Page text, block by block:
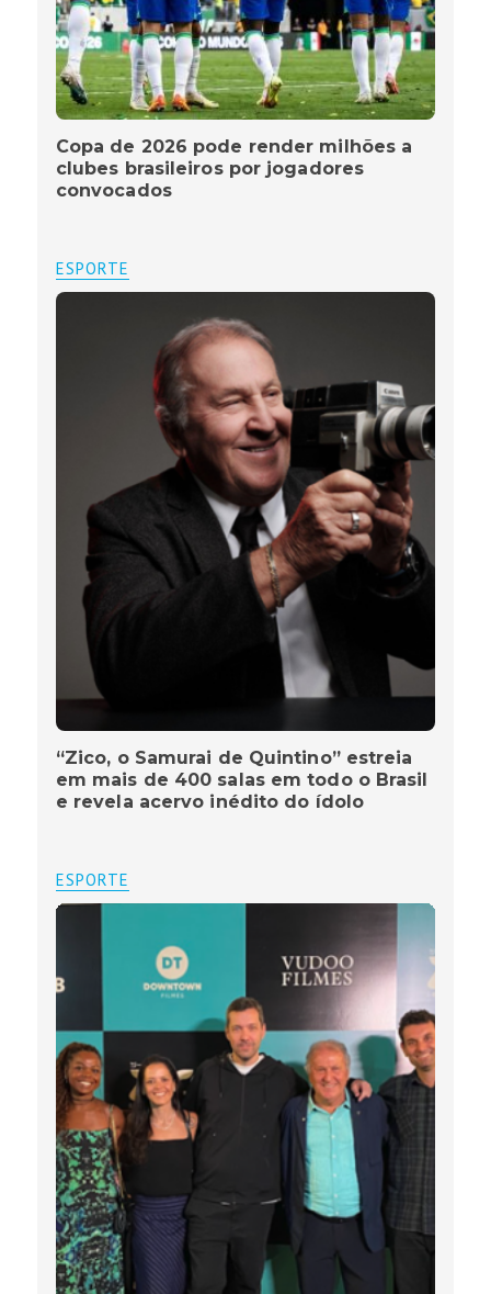
Copa de 2026 pode render milhões a
clubes brasileiros por jogadores
convocados
ESPORTE
“Zico, o Samurai de Quintino” estreia
em mais de 400 salas em todo o Brasil
e revela acervo inédito do ídolo
ESPORTE